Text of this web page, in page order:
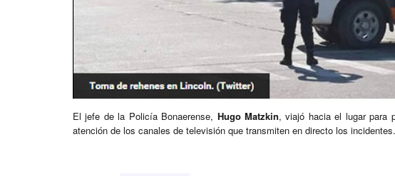
El jefe de la Policía Bonaerense, Hugo Matzkin, viajó hacia el lugar para
atención de los canales de televisión que transmiten en directo los